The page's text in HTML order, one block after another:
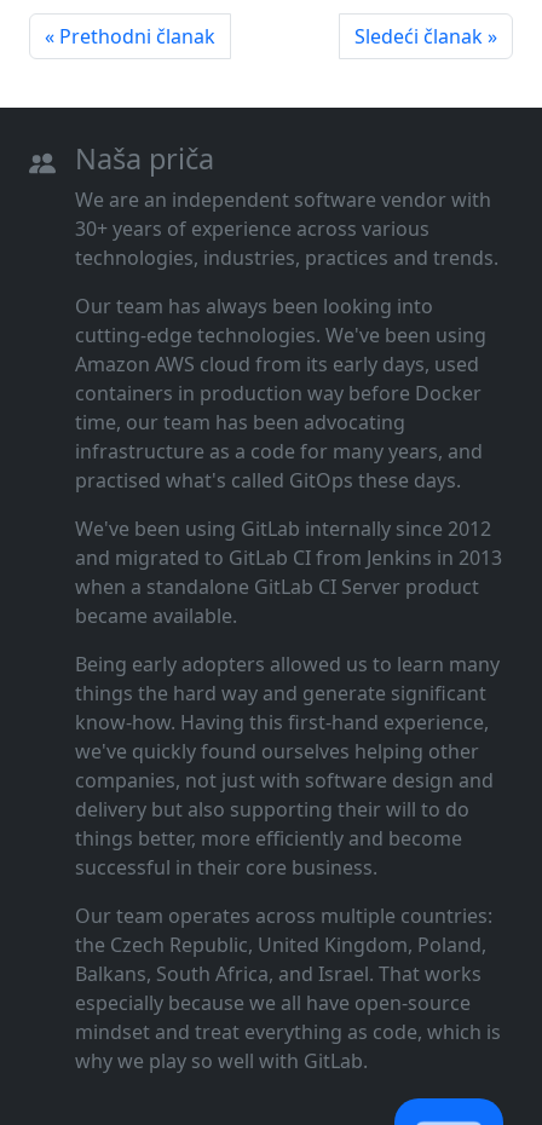
« Prethodni članak Sledeći članak »
Naša priča
We are an independent software vendor with
30+ years of experience across various
technologies, industries, practices and trends.
Our team has always been looking into
cutting‑edge technologies. We've been using
Amazon AWS cloud from its early days, used
containers in production way before Docker
time, our team has been advocating
infrastructure as a code for many years, and
practised what's called GitOps these days.
We've been using GitLab internally since 2012
and migrated to GitLab CI from Jenkins in 2013
when a standalone GitLab CI Server product
became available.
Being early adopters allowed us to learn many
things the hard way and generate significant
know‑how. Having this first‑hand experience,
we've quickly found ourselves helping other
companies, not just with software design and
delivery but also supporting their will to do
things better, more efficiently and become
successful in their core business.
Our team operates across multiple countries:
the Czech Republic, United Kingdom, Poland,
Balkans, South Africa, and Israel. That works
especially because we all have open‑source
mindset and treat everything as code, which is
why we play so well with GitLab.